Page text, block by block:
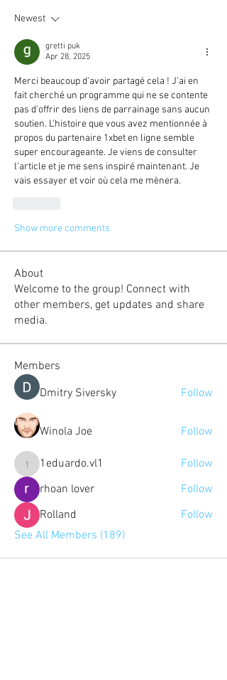
Newest
gretti puk
Apr 28, 2025
Merci beaucoup d'avoir partagé cela ! J'ai en
fait cherché un programme qui ne se contente
pas d'offrir des liens de parrainage sans aucun
soutien. L'histoire que vous avez mentionnée à
propos du partenaire 1xbet en ligne semble
super encourageante. Je viens de consulter
l'article et je me sens inspiré maintenant. Je
vais essayer et voir où cela me mènera.
Show more comments
About
Welcome to the group! Connect with
other members, get updates and share
media.
Members
Dmitry Siversky
Follow
Winola Joe Follow
1eduardo.vl1
1eduardo.vl1
Follow
rhoan lover
Follow
Rolland
Follow
See All Members (189)